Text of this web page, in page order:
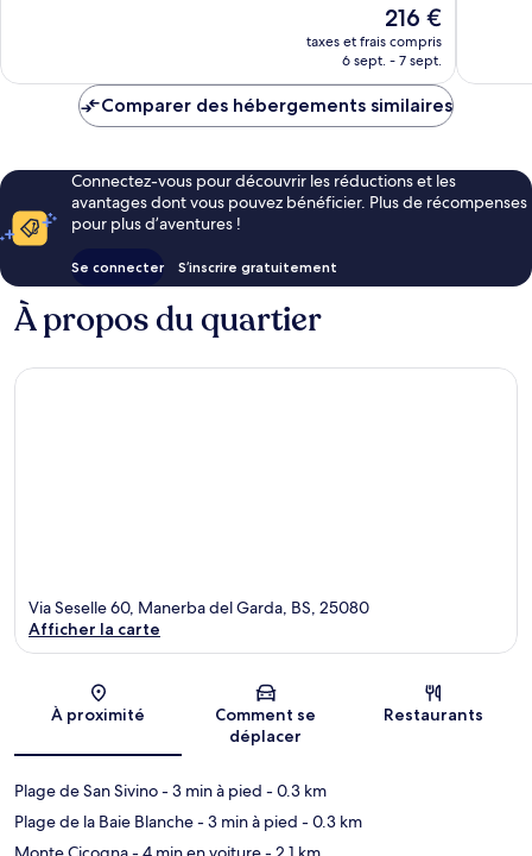
Le
nouveau
prix
de
216 €
taxes et frais compris
6 sept. - 7 sept.
Comparer des hébergements similaires
Connectez-vous pour découvrir les réductions et les
avantages dont vous pouvez bénéficier. Plus de récompenses
pour plus d’aventures !
Se connecter S’inscrire gratuitement
À propos du quartier
Carte
Via Seselle 60, Manerba del Garda, BS, 25080
Afficher la carte
À proximité
Comment se
déplacer
Restaurants
Plage de San Sivino- 3 min à pied - 0.3 km
Plage de la Baie Blanche- 3 min à pied - 0.3 km